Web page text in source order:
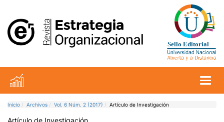
Inicio Archivos Vol. 6 Núm. 2 (2017) Artículo de Investigación
Artículo de Investigación